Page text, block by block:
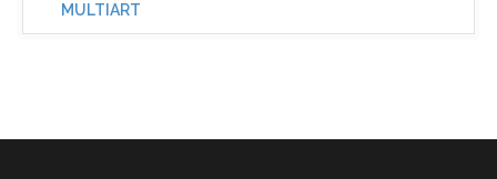
MULTIART